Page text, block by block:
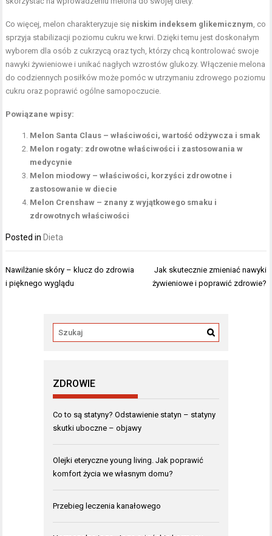
Co więcej, melon charakteryzuje się niskim indeksem glikemicznym, co
sprzyja stabilizacji poziomu cukru we krwi. Dzięki temu jest doskonałym
wyborem dla osób z cukrzycą oraz tych, którzy chcą kontrolować swoje
nawyki żywieniowe i unikać nagłych wzrostów glukozy. Włączenie melona
do codziennych posiłków może pomóc w utrzymaniu zdrowego poziomu
cukru oraz poprawić ogólne samopoczucie.
Powiązane wpisy:
Melon Santa Claus – właściwości, wartość odżywcza i smak
Melon rogaty: zdrowotne właściwości i zastosowania w
medycynie
Melon miodowy – właściwości, korzyści zdrowotne i
zastosowanie w diecie
Melon Crenshaw – znany z wyjątkowego smaku i
zdrowotnych właściwości
Posted in Dieta
Nawigacja
wpisu
Nawilżanie skóry – klucz do zdrowia
i pięknego wyglądu
Jak skutecznie zmieniać nawyki
żywieniowe i poprawić zdrowie?
ZDROWIE
Co to są statyny? Odstawienie statyn – statyny
skutki uboczne – objawy
Olejki eteryczne young living. Jak poprawić
komfort życia we własnym domu?
Przebieg leczenia kanałowego